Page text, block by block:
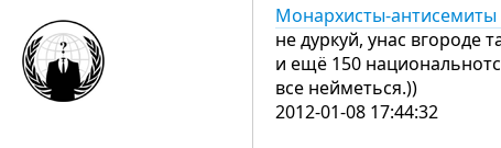
Монархисты-
не дуркуй, унас вгороде
и ещё 150
все нейметься.))
2012-01-08 17:44:32